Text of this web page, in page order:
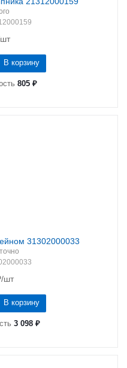
В корзину
805 ₽
31302000033
/шт
В корзину
3 098 ₽